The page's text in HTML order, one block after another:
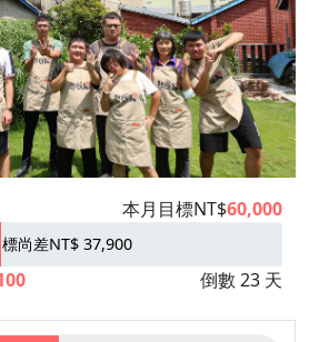
本月目標NT$60,000
尚差NT$ 37,900
倒數 23 天